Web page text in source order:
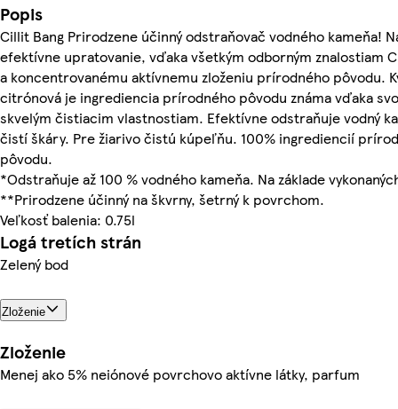
Popis
Cillit Bang Prirodzene účinný odstraňovač vodného kameňa!
efektívne upratovanie, vďaka všetkým odborným znalostiam
a koncentrovanému aktívnemu zloženiu prírodného pôvodu.
citrónová je ingrediencia prírodného pôvodu známa vďaka
skvelým čistiacim vlastnostiam. Efektívne odstraňuje vodný
čistí škáry. Pre žiarivo čistú kúpeľňu. 100% ingrediencií
pôvodu.
*Odstraňuje až 100 % vodného kameňa. Na základe
**Prirodzene účinný na škvrny, šetrný k povrchom.
Veľkosť balenia: 0.75l
Logá tretích strán
Zelený bod
Zloženie
Zloženie
Menej ako 5% neiónové povrchovo aktívne látky, parfum